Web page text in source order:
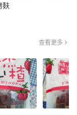
麸
查看更多 